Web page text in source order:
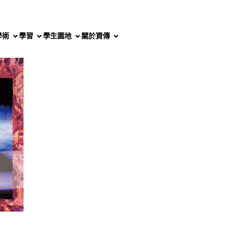
術 學習 學生園地 關於資傳